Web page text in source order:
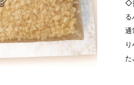
◇
る
通
た